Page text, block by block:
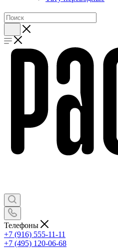
Телефоны
+7 (916) 555-11-11
+7 (495) 120-06-68